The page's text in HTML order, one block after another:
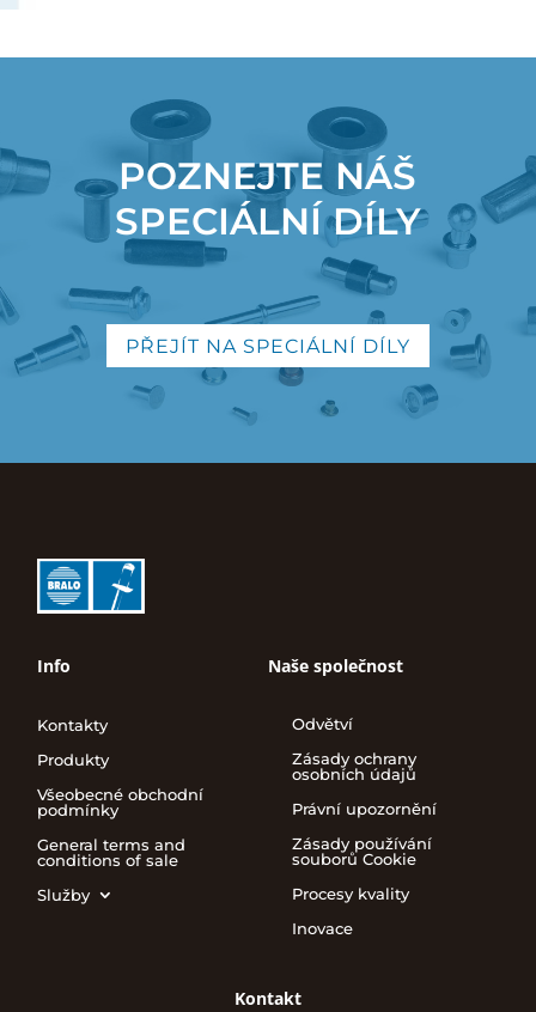
POZNEJTE NÁŠ
SPECIÁLNÍ DÍLY
PŘEJÍT NA SPECIÁLNÍ DÍLY
Info
Kontakty
Produkty
Všeobecné obchodní
podmínky
General terms and
conditions of sale
Služby
Naše společnost
Odvětví
Zásady ochrany
osobních údajů
Právní upozornění
Zásady používání
souborů Cookie
Procesy kvality
Inovace
Kontakt